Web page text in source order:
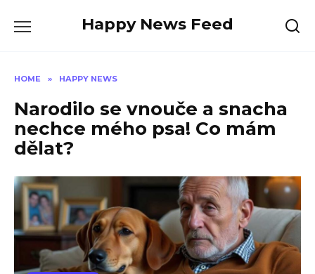
Happy News Feed
HOME » HAPPY NEWS
Narodilo se vnouče a snacha
nechce mého psa! Co mám
dělat?